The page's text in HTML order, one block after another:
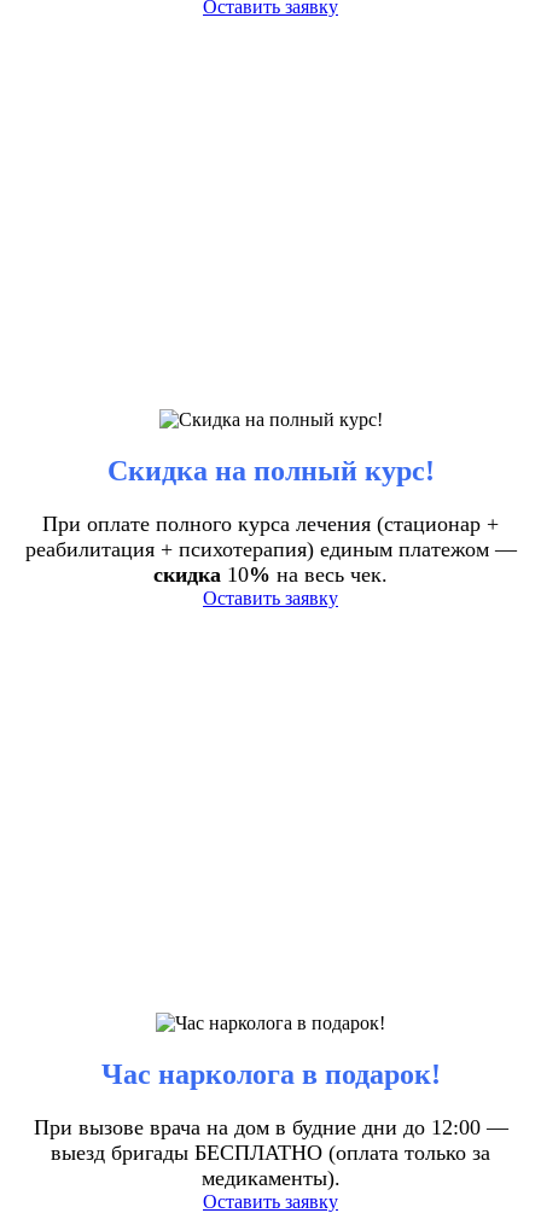
Оставить заявку
Скидка на полный курс!
При оплате полного курса лечения (стационар +
реабилитация + психотерапия) единым платежом —
скидка 10% на весь чек.
Оставить заявку
Час нарколога в подарок!
При вызове врача на дом в будние дни до 12:00 —
выезд бригады БЕСПЛАТНО (оплата только за
медикаменты).
Оставить заявку